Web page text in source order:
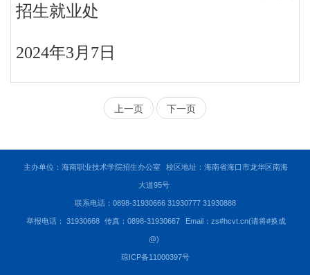
招生就业处
2024年3月7日
上一页 下一页
主办单位：海南职业技术学院招生办公室 校区地址：海南省海口市龙华区南海
大道95号
联系电话：0898-31930666 31930777 31930888
举报电话： 31930668 传真：0898-31930667 Email：zs#hcvt.cn(请将#换成
@)
琼ICP备11000397号